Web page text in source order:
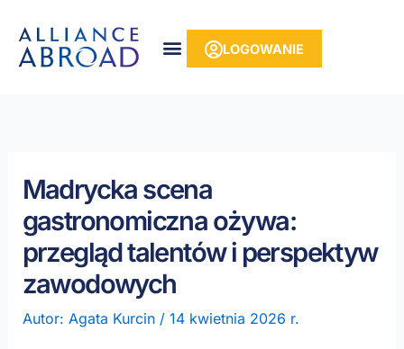
treści
treści
LOGOWANIE
Madrycka scena
gastronomiczna ożywa:
przegląd talentów i perspektyw
zawodowych
Autor: Agata Kurcin / 14 kwietnia 2026 r.